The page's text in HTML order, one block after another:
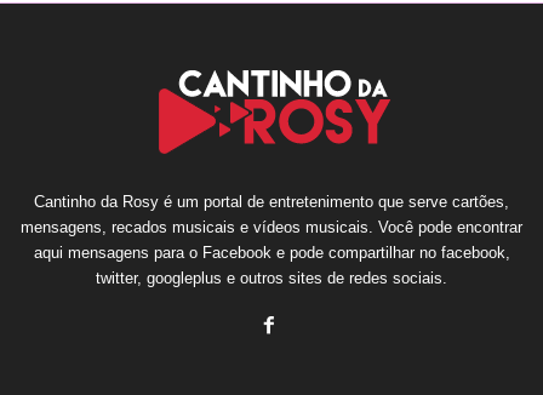
Cantinho da Rosy é um portal de entretenimento que serve cartões,
mensagens, recados musicais e vídeos musicais. Você pode encontrar
aqui mensagens para o Facebook e pode compartilhar no facebook,
twitter, googleplus e outros sites de redes sociais.